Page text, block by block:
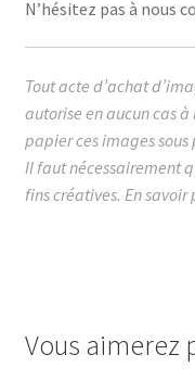
N’hésitez pas à nous
Tout acte d’achat
autorise en aucun cas
papier ces images
Il faut nécessairement
fins créatives. En savoir
Vous aimerez